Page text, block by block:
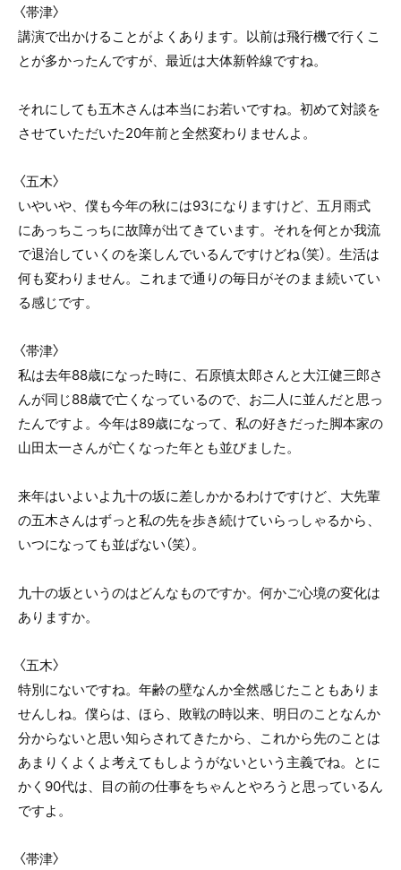
〈帯津〉
講演で出かけることがよくあります。以前は飛行機で行くこ
とが多かったんですが、最近は大体新幹線ですね。
それにしても五木さんは本当にお若いですね。初めて対談を
させていただいた20年前と全然変わりませんよ。
〈五木〉
いやいや、僕も今年の秋には93になりますけど、五月雨式
にあっちこっちに故障が出てきています。それを何とか我流
で退治していくのを楽しんでいるんですけどね（笑）。生活は
何も変わりません。これまで通りの毎日がそのまま続いてい
る感じです。
〈帯津〉
私は去年88歳になった時に、石原慎太郎さんと大江健三郎さ
んが同じ88歳で亡くなっているので、お二人に並んだと思っ
たんですよ。今年は89歳になって、私の好きだった脚本家の
山田太一さんが亡くなった年とも並びました。
来年はいよいよ九十の坂に差しかかるわけですけど、大先輩
の五木さんはずっと私の先を歩き続けていらっしゃるから、
いつになっても並ばない（笑）。
九十の坂というのはどんなものですか。何かご心境の変化は
ありますか。
〈五木〉
特別にないですね。年齢の壁なんか全然感じたこともありま
せんしね。僕らは、ほら、敗戦の時以来、明日のことなんか
分からないと思い知らされてきたから、これから先のことは
あまりくよくよ考えてもしようがないという主義でね。とに
かく90代は、目の前の仕事をちゃんとやろうと思っているん
ですよ。
〈帯津〉